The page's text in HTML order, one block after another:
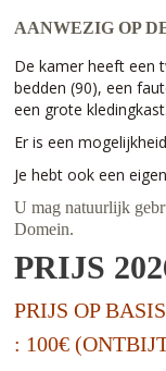
AANWEZIG OP
De kamer heeft een
bedden (90), een
een grote kledingkast.
Er is een
Je hebt ook een
U mag natuurlijk
Domein.
PRIJS
PRIJS OP
: 100€ (